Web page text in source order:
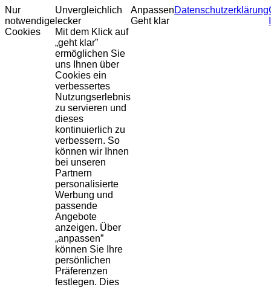
Nur
notwendige
Cookies
Unvergleichlich
lecker
Mit dem Klick auf
„geht klar”
ermöglichen Sie
uns Ihnen über
Cookies ein
verbessertes
Nutzungserlebnis
zu servieren und
dieses
kontinuierlich zu
verbessern. So
können wir Ihnen
bei unseren
Partnern
personalisierte
Werbung und
passende
Angebote
anzeigen. Über
„anpassen”
können Sie Ihre
persönlichen
Präferenzen
festlegen. Dies
Anpassen
Geht klar
Datenschutzerklärung